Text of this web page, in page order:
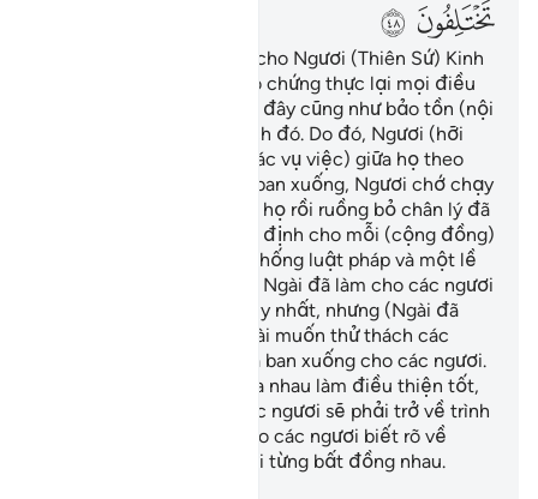
ﲧ ﲨ
TA (Allah) đã ban xuống cho Ngươi (Thiên Sứ) Kinh
(Qur’an) bằng sự thật. Nó chứng thực lại mọi điều
có trong Kinh Sách trước đây cũng như bảo tồn (nội
dung) trong các Kinh Sách đó. Do đó, Ngươi (hỡi
Thiên Sứ) hãy phân xử (các vụ việc) giữa họ theo
những điều mà Allah đã ban xuống, Ngươi chớ chạy
theo lòng ham muốn của họ rồi ruồng bỏ chân lý đã
đến với Ngươi. TA đã qui định cho mỗi (cộng đồng)
trong các ngươi một hệ thống luật pháp và một lề
lối riêng biệt. Nếu muốn, Ngài đã làm cho các ngươi
thành một cộng đồng duy nhất, nhưng (Ngài đã
không làm thế) bởi vì Ngài muốn thử thách các
ngươi qua những điều đã ban xuống cho các ngươi.
Do đó, các ngươi hãy đua nhau làm điều thiện tốt,
(bởi lẽ rồi đây) tất cả các ngươi sẽ phải trở về trình
diện Allah, rồi Ngài sẽ cho các ngươi biết rõ về
những điều mà các ngươi từng bất đồng nhau.